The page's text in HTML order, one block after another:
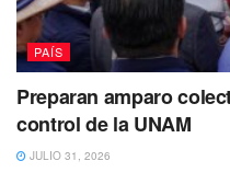
PAÍS
Preparan amparo
control de la UNAM
JULIO 31, 2026